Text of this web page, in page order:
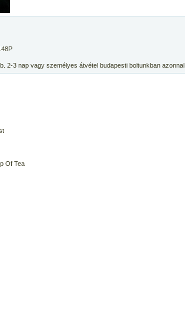
2-3 nap vagy személyes átvétel budapesti boltunkban azonnal
Of Tea